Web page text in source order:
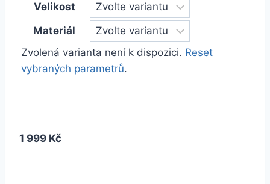
Velikost
Materiál
Zvolená varianta není k dispozici. Reset
vybraných parametrů.
1 999 Kč